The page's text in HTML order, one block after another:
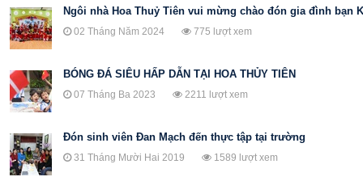
Ngôi nhà Hoa Thuỷ Tiên vui mừng chào đón gia đình bạn
02 Tháng Năm 2024 775 lượt xem
BÓNG ĐÁ SIÊU HẤP DẪN TẠI HOA THỦY TIÊN
07 Tháng Ba 2023 2211 lượt xem
Đón sinh viên Đan Mạch đến thực tập tại trường
31 Tháng Mười Hai 2019 1589 lượt xem